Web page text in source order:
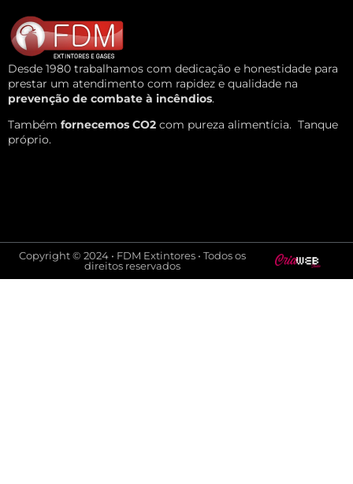
Desde 1980 trabalhamos com dedicação e honestidade para
prestar um atendimento com rapidez e qualidade na
prevenção de combate à incêndios.
Também fornecemos CO2 com pureza alimentícia. Tanque
próprio.
Copyright © 2024 • FDM Extintores • Todos os
direitos reservados